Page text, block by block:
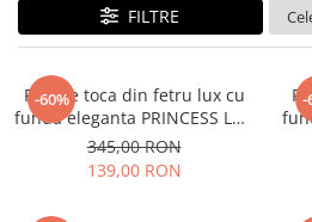
FILTRE
-60%
Palarie toca din fetru lux cu
funda eleganta PRINCESS LUX
(ROZ pudra) - marime unica,
reglabila
345,00 RON
139,00 RON
-